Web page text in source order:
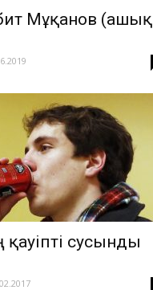
Мұқанов (ашық
қауіпті сусынды